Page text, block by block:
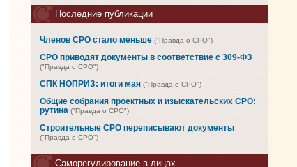
Последние публикации
Членов СРО стало меньше ("Правда о СРО")
СРО приводят документы в соответствие с 309-ФЗ
("Правда о СРО")
СПК НОПРИЗ: итоги мая ("Правда о СРО")
Общие собрания проектных и изыскательских СРО:
рутина ("Правда о СРО")
Строительные СРО переписывают документы
("Правда о СРО")
Саморегулирование в лицах